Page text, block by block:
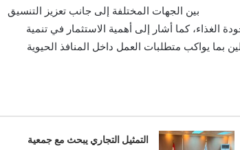
بين الجهات المختلفة إلى جانب تعزيز التنسيق
كما أشار إلى أهمية الاستثمار في تنمية
بما يواكب متطلبات العمل داخل المنافذ الحيوية
التمثيل التجاري يبحث مع جمعية